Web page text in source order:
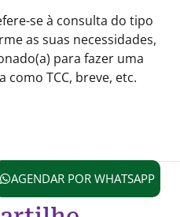
se à consulta do tipo
as suas necessidades,
para fazer uma
como TCC, breve, etc.
AGENDAR POR WHATSAPP